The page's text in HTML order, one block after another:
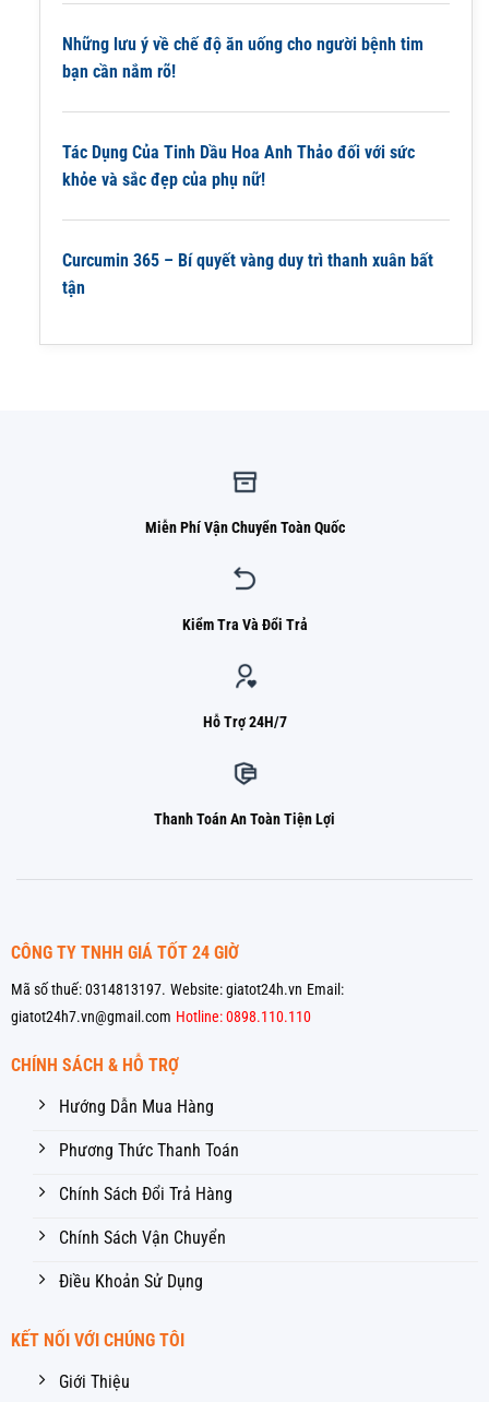
Những lưu ý về chế độ ăn uống cho người bệnh tim
bạn cần nắm rõ!
Tác Dụng Của Tinh Dầu Hoa Anh Thảo đối với sức
khỏe và sắc đẹp của phụ nữ!
Curcumin 365 – Bí quyết vàng duy trì thanh xuân bất
tận
Miễn Phí Vận Chuyển Toàn Quốc
Kiểm Tra Và Đổi Trả
Hỗ Trợ 24H/7
Thanh Toán An Toàn Tiện Lợi
CÔNG TY TNHH GIÁ TỐT 24 GIỜ
Mã số thuế: 0314813197. Website: giatot24h.vn Email:
giatot24h7.vn@gmail.com Hotline: 0898.110.110
CHÍNH SÁCH & HỖ TRỢ
Hướng Dẫn Mua Hàng
Phương Thức Thanh Toán
Chính Sách Đổi Trả Hàng
Chính Sách Vận Chuyển
Điều Khoản Sử Dụng
KẾT NỐI VỚI CHÚNG TÔI
Giới Thiệu